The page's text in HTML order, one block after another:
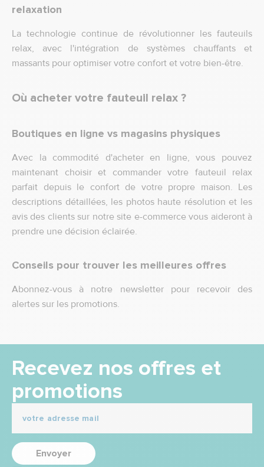
relaxation
La technologie continue de révolutionner les fauteuils
relax, avec l'intégration de systèmes chauffants et
massants pour optimiser votre confort et votre bien-être.
Où acheter votre fauteuil relax ?
Boutiques en ligne vs magasins physiques
Avec la commodité d'acheter en ligne, vous pouvez
maintenant choisir et commander votre fauteuil relax
parfait depuis le confort de votre propre maison. Les
descriptions détaillées, les photos haute résolution et les
avis des clients sur notre site e-commerce vous aideront à
prendre une décision éclairée.
Conseils pour trouver les meilleures offres
Abonnez-vous à notre newsletter pour recevoir des
alertes sur les promotions.
Recevez nos offres et
promotions
Envoyer